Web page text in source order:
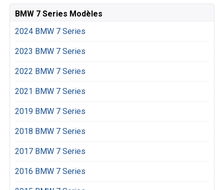
BMW 7 Series Modèles
2024 BMW 7 Series
2023 BMW 7 Series
2022 BMW 7 Series
2021 BMW 7 Series
2019 BMW 7 Series
2018 BMW 7 Series
2017 BMW 7 Series
2016 BMW 7 Series